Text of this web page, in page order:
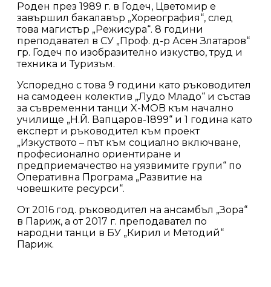
Роден през 1989 г. в Годеч, Цветомир е
завършил бакалавър „Хореография“, след
това магистър „Режисура“. 8 години
преподавател в СУ „Проф. д-р Асен Златаров“
гр. Годеч по изобразително изкуство, труд и
техника и Туризъм.
Успоредно с това 9 години като ръководител
на самодеен колектив „Лудо Младо“ и състав
за съвременни танци X-MOB към начално
училище „Н.Й. Вапцаров-1899“ и 1 година като
експерт и ръководител към проект
„Изкуството – път към социално включване,
професионално ориентиране и
предприемачество на уязвимите групи“ по
Оперативна Програма „Развитие на
човешките ресурси“.
От 2016 год. ръководител на ансамбъл „Зора“
в Париж, а от 2017 г. преподавател по
народни танци в БУ „Кирил и Методий“
Париж.